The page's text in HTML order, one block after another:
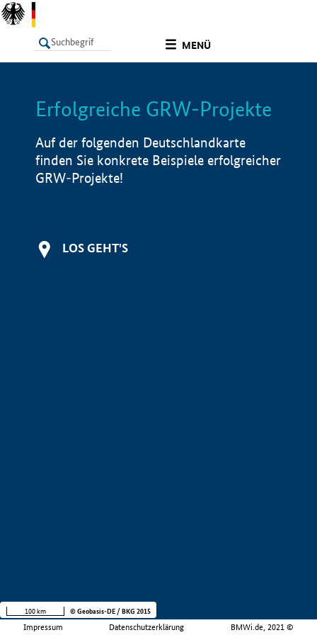
MENÜ
LISTE Info
Erfolgreiche GRW-Projekte
Auf der folgenden Deutschlandkarte
finden Sie konkrete Beispiele erfolgreicher
GRW-Projekte!
LOS GEHT'S
Impressum Datenschutzerklärung BMWi.de, 2021 ©
100 km © Geobasis-DE / BKG 2015